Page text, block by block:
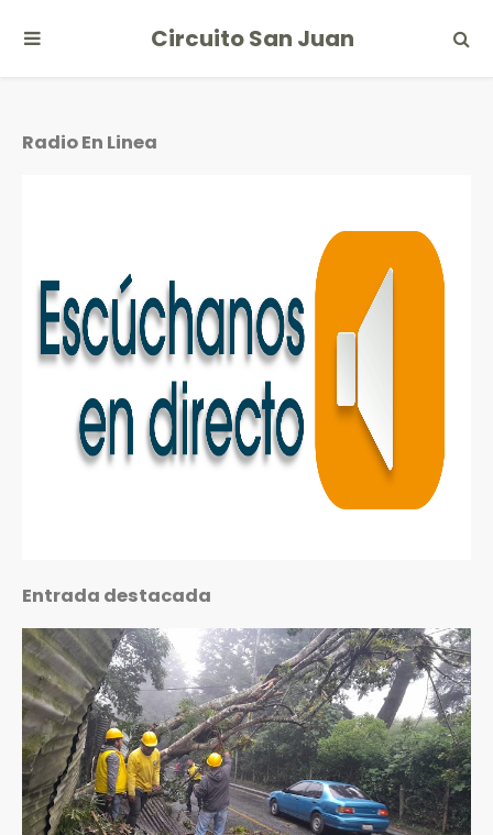
Circuito San Juan
Radio En Linea
Entrada destacada